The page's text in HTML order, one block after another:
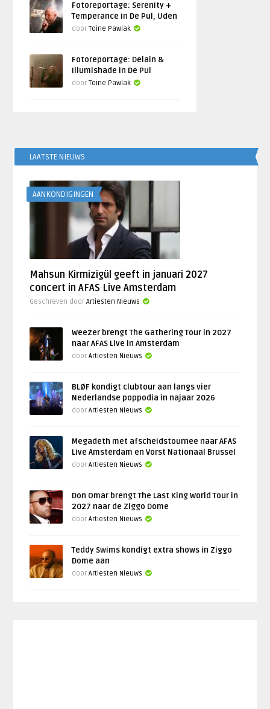
Fotoreportage: Serenity +
Temperance in De Pul, Uden
doorToine Pawlak
Fotoreportage: Delain &
Illumishade in De Pul
doorToine Pawlak
LAATSTE NIEUWS
AANKONDIGINGEN
Mahsun Kirmizigül geeft in januari 2027
concert in AFAS Live Amsterdam
Geschreven doorArtiesten Nieuws
Weezer brengt The Gathering Tour in 2027
naar AFAS Live in Amsterdam
doorArtiesten Nieuws
BLØF kondigt clubtour aan langs vier
Nederlandse poppodia in najaar 2026
doorArtiesten Nieuws
Megadeth met afscheidstournee naar AFAS
Live Amsterdam en Vorst Nationaal Brussel
doorArtiesten Nieuws
Don Omar brengt The Last King World Tour in
2027 naar de Ziggo Dome
doorArtiesten Nieuws
Teddy Swims kondigt extra shows in Ziggo
Dome aan
doorArtiesten Nieuws